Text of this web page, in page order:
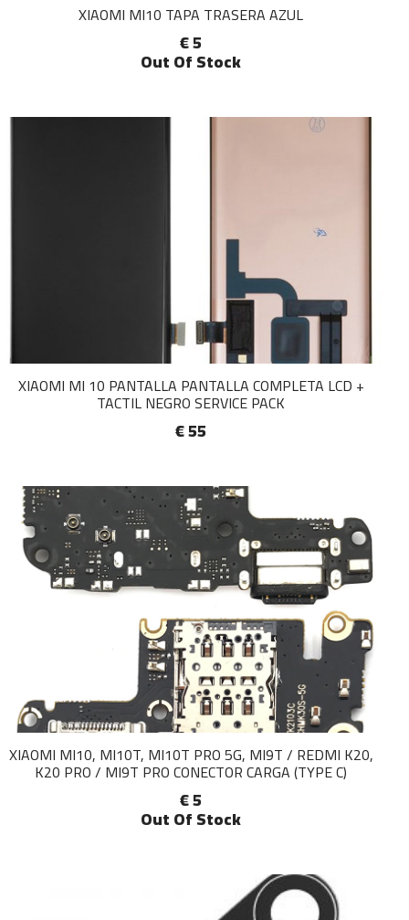
XIAOMI MI10 TAPA TRASERA AZUL
€ 5
Out Of Stock
XIAOMI MI 10 PANTALLA PANTALLA COMPLETA LCD +
TACTIL NEGRO SERVICE PACK
€ 55
XIAOMI MI10, MI10T, MI10T PRO 5G, MI9T / REDMI K20,
K20 PRO / MI9T PRO CONECTOR CARGA (TYPE C)
€ 5
Out Of Stock